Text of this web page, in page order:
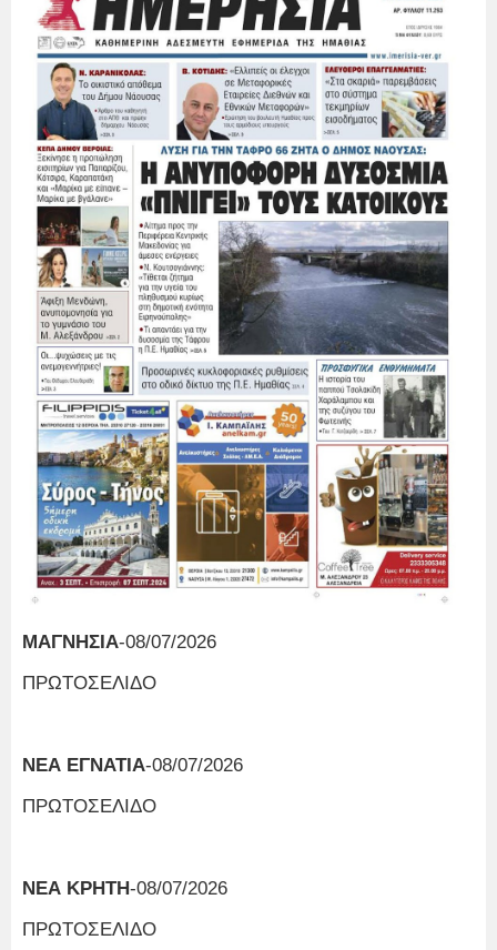
ΜΑΓΝΗΣΙΑ-08/07/2026
ΠΡΩΤΟΣΕΛΙΔΟ
ΝΕΑ ΕΓΝΑΤΙΑ-08/07/2026
ΠΡΩΤΟΣΕΛΙΔΟ
ΝΕΑ ΚΡΗΤΗ-08/07/2026
ΠΡΩΤΟΣΕΛΙΔΟ